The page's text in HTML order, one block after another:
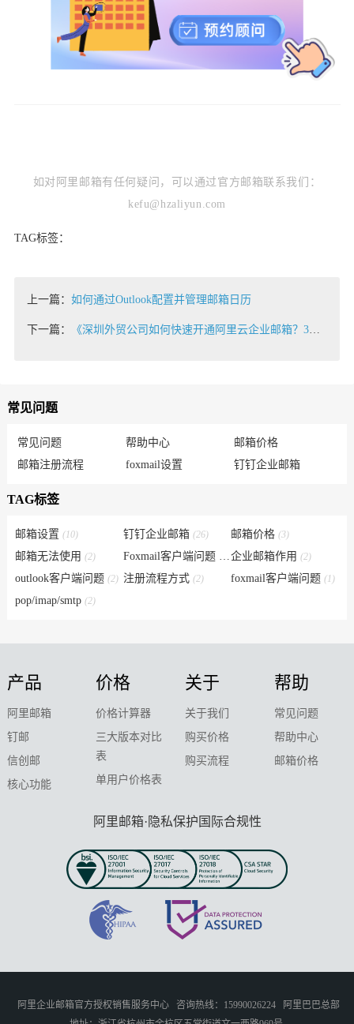
如对阿里邮箱有任何疑问，可以通过官方邮箱联系我们：
kefu@hzaliyun.com
TAG标签：
上一篇： 如何通过Outlook配置并管理邮箱日历
下一篇： 《深圳外贸公司如何快速开通阿里云企业邮箱？3步打造专业国际通信形象》
常见问题
常见问题 帮助中心
邮箱价格
邮箱注册流程
foxmail设置 钉钉企业邮箱
TAG标签
邮箱设置 (10) 钉钉企业邮箱 (26) 邮箱价格(3)
邮箱无法使用 (2) Foxmail客户端问题
(6)企业邮箱作用(2)
outlook客户端问题 (2) 注册流程方式 (2) foxmail客户端问题(1)
pop/imap/smtp (2)
产品
阿里邮箱
钉邮
信创邮
核心功能
价格
价格计算器
三大版本对比
表
单用户价格表
关于
关于我们
购买价格
购买流程
帮助
常见问题
帮助中心
邮箱价格
阿里邮箱·隐私保护国际合规性
阿里企业邮箱官方授权销售服务中心 咨询热线：15990026224
阿里巴巴总部